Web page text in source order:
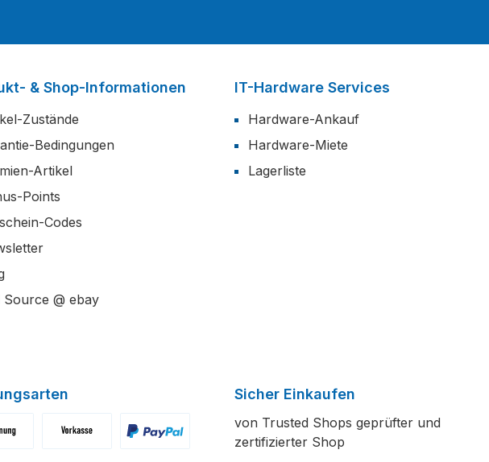
& Shop-Informationen
Zustände
Bedingungen
Artikel
Points
Codes
Source @ ebay
IT-Hardware Services
Hardware-Ankauf
Hardware-Miete
Lagerliste
Sicher Einkaufen
von Trusted Shops geprüfter und
zertifizierter Shop